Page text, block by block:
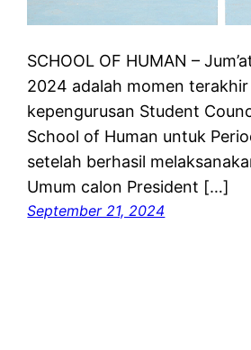
SCHOOL OF HUMAN –
2024 adalah momen
kepengurusan Student
School of Human untuk
setelah berhasil
Umum calon President […]
September 21, 2024